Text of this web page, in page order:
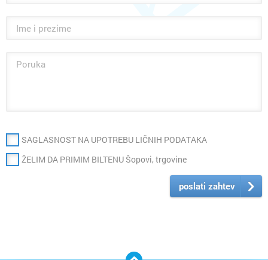
SAGLASNOST NA UPOTREBU LIČNIH PODATAKA
ŽELIM DA PRIMIM BILTENU Šopovi, trgovine
poslati zahtev